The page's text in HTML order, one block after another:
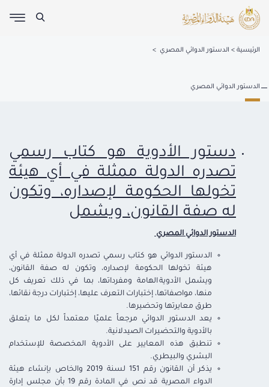
الرئيسية الدستور الدوائي المصري
الدستور الدوائي المصري
دستور الأدوية هو كتاب رسمي
تصدره الدولة ممثلة في أي هيئة
تخولها الحكومة لإصداره، وتكون
له صفة القانون، ويشمل
الدستور الدوائي المصري
الدستور الدوائي هو كتاب رسمي تصدره الدولة ممثلة في أي
هيئة تخولها الحكومة لإصداره، وتكون له صفة القانون،
ويشمل الأدويةالهامة ومفرداتها، بما في ذلك تعريف
كل
منها، مواصفاتها، إختبارات التعرف عليها، إختبارات درجة نقائها،
طرق معايرتها وتحضيرها.
يعد الدستور الدوائي مرجعاً علميًا معتمداً لكل ما
يتعلق
بالأدوية والتحضيرات الصيدلانية.
تنطبق هذه المعايير على الأدوية المخصصة للإستخدام
البشري والبيطري.
يذكر أن القانون رقم 151 لسنة 2019 والخاص بإنشاء هيئة
الدواء المصرية قد نص في المادة رقم 19 بأن مجلس إدارة